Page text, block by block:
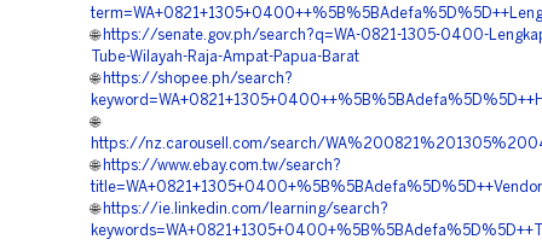
🌐 https://senate.gov.ph/search?q=WA-0821-1305-0400-
Tube-Wilayah-Raja-Ampat-Papua-Barat
🌐 https://shopee.ph/search?
🌐
https://nz.carousell.com/search/
🌐 https://www.ebay.com.tw/search?
🌐 https://ie.linkedin.com/learning/search?